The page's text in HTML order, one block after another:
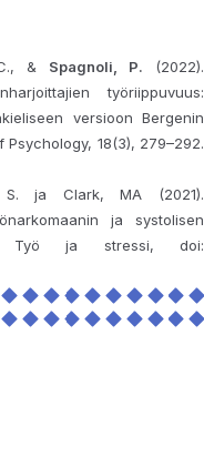
& Spagnoli, P. (2022).
työriippuvuus:
versioon Bergenin
18(3), 279–292.
ja Clark, MA (2021).
ja systolisen
Työ ja stressi, doi: